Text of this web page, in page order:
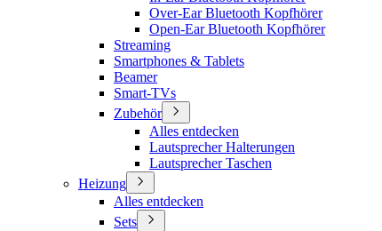
Over-Ear Bluetooth Kopfhörer
Open-Ear Bluetooth Kopfhörer
Streaming
Smartphones & Tablets
Beamer
Smart-TVs
Zubehör
Alles entdecken
Lautsprecher Halterungen
Lautsprecher Taschen
Heizung
Alles entdecken
Sets